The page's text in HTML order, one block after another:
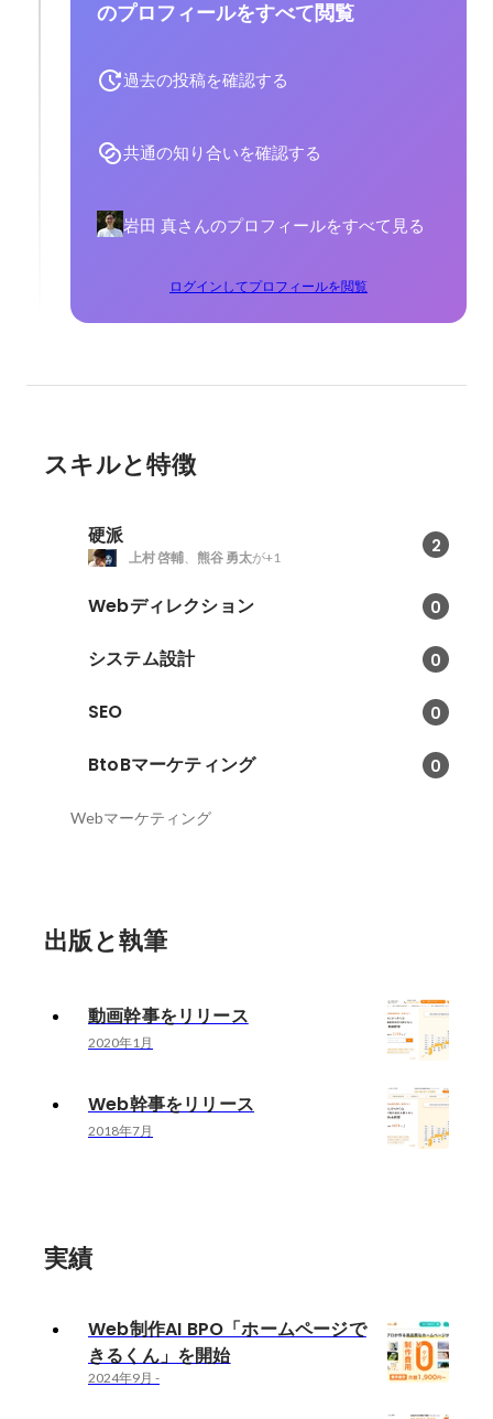
のプロフィールをすべて閲覧
過去の投稿を確認する
共通の知り合いを確認する
岩田 真さんのプロフィールをすべて見る
ログインしてプロフィールを閲覧
スキルと特徴
硬派 2
上村 啓輔、 熊谷 勇太が+1
Webディレクション 0
システム設計 0
SEO 0
BtoBマーケティング 0
Webマーケティング
出版と執筆
動画幹事をリリース
2020年1月
Web幹事をリリース
2018年7月
実績
Web制作AI BPO「ホームページで
きるくん」を開始
2024年9月 -